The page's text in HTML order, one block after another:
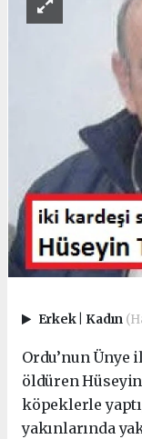
Erkek Kadın
Ordu’nun
öldüren
köpeklerle
yakınlarında